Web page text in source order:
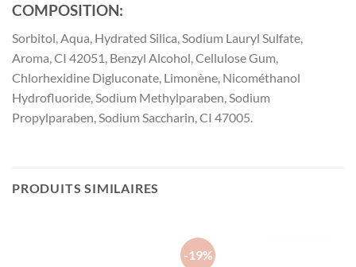
COMPOSITION:
Sorbitol, Aqua, Hydrated Silica, Sodium Lauryl Sulfate,
Aroma, CI 42051, Benzyl Alcohol, Cellulose Gum,
Chlorhexidine Digluconate, Limonène, Nicométhanol
Hydrofluoride, Sodium Methylparaben, Sodium
Propylparaben, Sodium Saccharin, CI 47005.
PRODUITS SIMILAIRES
-19%